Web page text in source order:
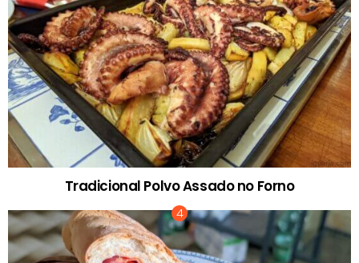
Tradicional Polvo Assado no Forno